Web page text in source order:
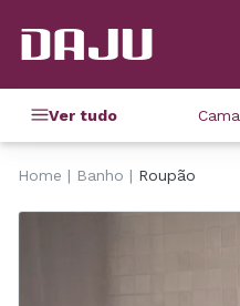
Ver tudo Cama
Home Banho Roupão